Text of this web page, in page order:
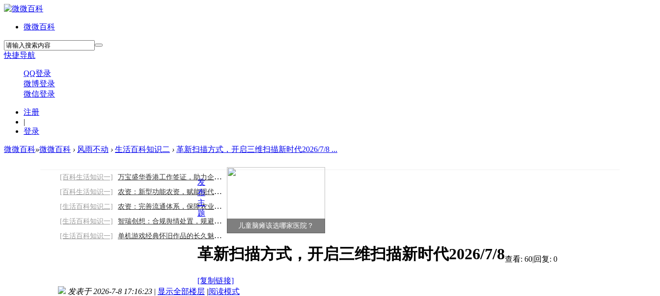
微微百科
快捷导航
QQ登录
微博登录
微信登录
注册
|
登录
微微百科»微微百科 › 风雨不动 › 生活百科知识二 › 革新扫描方式，开启三维扫描新时代2026/7/8 ...
[百科生活知识一]
万宝盛华香港工作签证，助力企业高效赴港
[百科生活知识一]
农资：新型功能农资，赋能现代农业提质升级
[生活百科知识二]
农资：完善流通体系，保障农业稳产稳价
[生活百科知识一]
智瑞创想：合规舆情处置，规避行业风控隐患
[生活百科知识一]
单机游戏经典怀旧作品的长久魅力与情怀
儿童脑瘫该选哪家医院？
发
布
主
题
革新扫描方式，开启三维扫描新时代2026/7/8
[复制链接]
查看: 60|回复: 0
发表于 2026-7-8 17:16:23 | 显示全部楼层 |阅读模式